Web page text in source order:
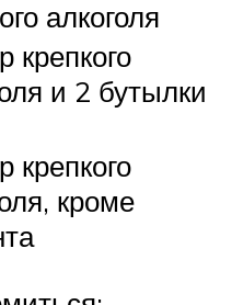
алкоголя
крепкого
и 2 бутылки
крепкого
кроме